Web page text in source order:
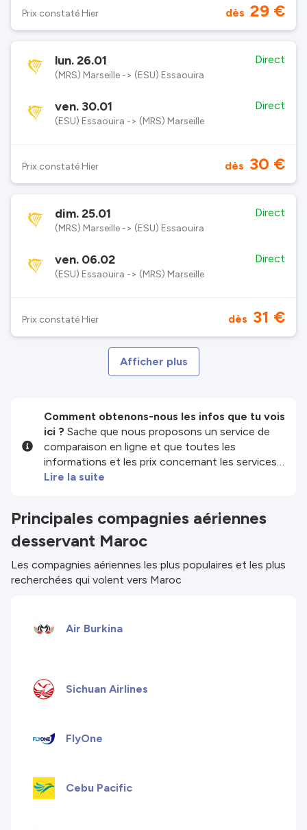
Prix constaté Hier dès 29 €
lun. 26.01
(MRS) Marseille -> (ESU) Essaouira
Direct
ven. 30.01
(ESU) Essaouira -> (MRS) Marseille
Direct
Prix constaté Hier dès 30 €
dim. 25.01
(MRS) Marseille -> (ESU) Essaouira
Direct
ven. 06.02
(ESU) Essaouira -> (MRS) Marseille
Direct
Prix constaté Hier dès 31 €
Afficher plus
Comment obtenons-nous les infos que tu vois
ici ? Sache que nous proposons un service de
comparaison en ligne et que toutes les
informations et les prix concernant les services
et/ou produits disponibles sur notre site sont
mais garde à l'esprit que nous ne sommes pas
responsables de l'exhaustivité ou de l'exactitude
toutes les conditions sur le site du partenaire
avant de réserver. Consulte nos
Lire la suite
Principales compagnies aériennes
desservant Maroc
Les compagnies aériennes les plus populaires et les plus
recherchées qui volent vers Maroc
Air Burkina
Sichuan Airlines
FlyOne
Cebu Pacific